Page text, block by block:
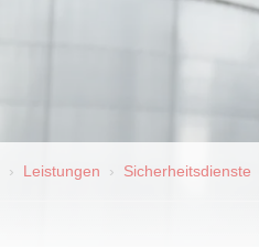
Leistungen Sicherheitsdienste